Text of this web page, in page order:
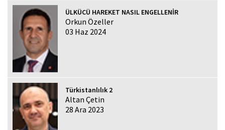
ÜLKÜCÜ HAREKET NASIL ENGELLENİR
Orkun Özeller
03 Haz 2024
Türkistanlılık 2
Altan Çetin
28 Ara 2023